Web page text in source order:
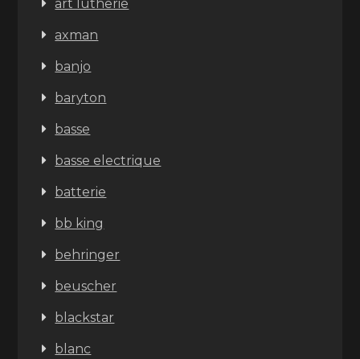
art lutherie
axman
banjo
baryton
basse
basse electrique
batterie
bb king
behringer
beuscher
blackstar
blanc